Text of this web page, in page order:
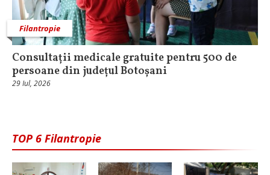
Filantropie
Consultații medicale gratuite pentru 500 de
persoane din județul Botoșani
29 Iul, 2026
TOP 6 Filantropie